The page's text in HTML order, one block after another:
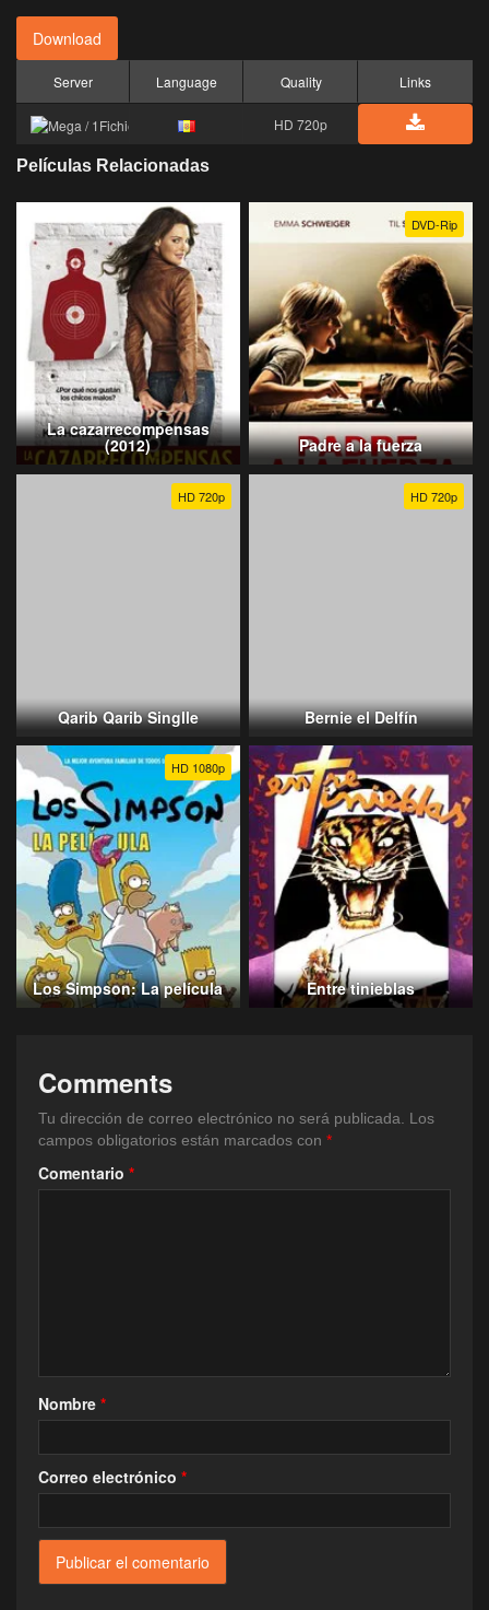
Download
Server Language Quality Links
HD 720p
Películas Relacionadas
La cazarrecompensas
(2012)
DVD-Rip
Padre a la fuerza
HD 720p
Qarib Qarib Singlle
HD 720p
Bernie el Delfín
HD 1080p
Los Simpson: La película Entre tinieblas
Comments
Tu dirección de correo electrónico no será publicada.
Los
campos obligatorios están marcados con *
Comentario *
Nombre *
Correo electrónico *